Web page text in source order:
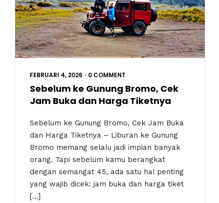
FEBRUARI 4, 2026 • 0 COMMENT
Sebelum ke Gunung Bromo, Cek
Jam Buka dan Harga Tiketnya
Sebelum ke Gunung Bromo, Cek Jam Buka
dan Harga Tiketnya – Liburan ke Gunung
Bromo memang selalu jadi impian banyak
orang. Tapi sebelum kamu berangkat
dengan semangat 45, ada satu hal penting
yang wajib dicek: jam buka dan harga tiket
[…]